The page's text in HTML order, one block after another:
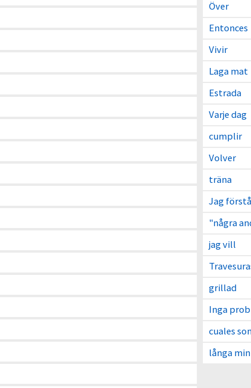
Över
Entonces
Vivir
Laga mat
Estrada
Varje dag
cumplir
Volver
träna
Jag
"några
jag vill
grillad
Inga
cuales
långa